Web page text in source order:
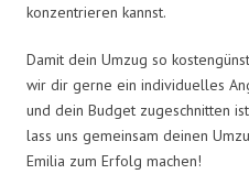
konzentrieren kannst.
Damit dein Umzug so
wir dir gerne ein individuelles
und dein Budget zugeschnitten
lass uns gemeinsam deinen
Emilia zum Erfolg machen!